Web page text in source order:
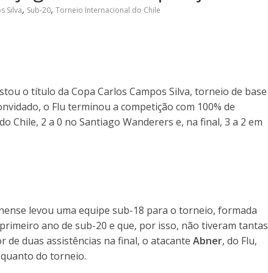
Silva, Sub-20, Torneio Internacional do Chile
o título da Copa Carlos Campos Silva, torneio de base
o Flu terminou a competição com 100% de
Chile, 2 a 0 no Santiago Wanderers e, na final, 3 a 2 em
levou uma equipe sub-18 para o torneio, formada
ano de sub-20 e que, por isso, não tiveram tantas
duas assistências na final, o atacante Abner, do Flu,
do torneio.